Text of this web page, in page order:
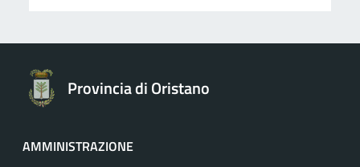
Provincia di Oristano
AMMINISTRAZIONE